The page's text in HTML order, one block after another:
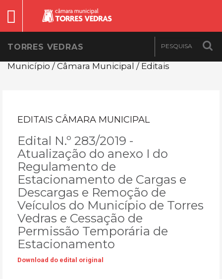
TORRES VEDRAS
Município / Câmara Municipal / Editais
EDITAIS CÂMARA MUNICIPAL
Edital N.º 283/2019 -
Atualização do anexo I do
Regulamento de
Estacionamento de Cargas e
Descargas e Remoção de
Veículos do Município de Torres
Vedras e Cessação de
Permissão Temporária de
Estacionamento
Download do edital original